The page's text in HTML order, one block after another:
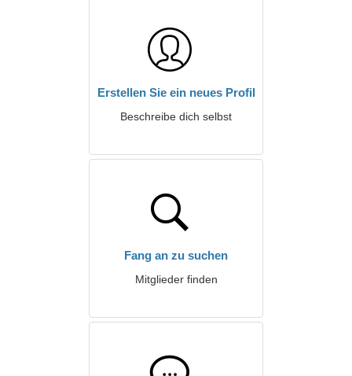
Erstellen Sie ein neues Profil
Beschreibe dich selbst
Fang an zu suchen
Mitglieder finden